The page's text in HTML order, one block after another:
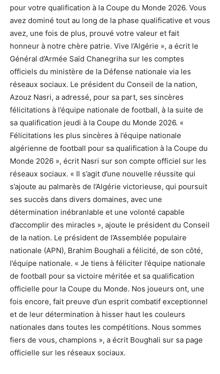
pour votre qualification à la Coupe du Monde 2026. Vous
avez dominé tout au long de la phase qualificative et vous
avez, une fois de plus, prouvé votre valeur et fait
honneur à notre chère patrie. Vive l’Algérie », a écrit le
Général d’Armée Saïd Chanegriha sur les comptes
officiels du ministère de la Défense nationale via les
réseaux sociaux. Le président du Conseil de la nation,
Azouz Nasri, a adressé, pour sa part, ses sincères
félicitations à l’équipe nationale de football, à la suite de
sa qualification jeudi à la Coupe du Monde 2026. «
Félicitations les plus sincères à l’équipe nationale
algérienne de football pour sa qualification à la Coupe du
Monde 2026 », écrit Nasri sur son compte officiel sur les
réseaux sociaux. « Il s’agit d’une nouvelle réussite qui
s’ajoute au palmarès de l’Algérie victorieuse, qui poursuit
ses succès dans divers domaines, avec une
détermination inébranlable et une volonté capable
d’accomplir des miracles », ajoute le président du Conseil
de la nation. Le président de l’Assemblée populaire
nationale (APN), Brahim Boughali a félicité, de son côté,
l’équipe nationale. « Je tiens à féliciter l’équipe nationale
de football pour sa victoire méritée et sa qualification
officielle pour la Coupe du Monde. Nos joueurs ont, une
fois encore, fait preuve d’un esprit combatif exceptionnel
et de leur détermination à hisser haut les couleurs
nationales dans toutes les compétitions. Nous sommes
fiers de vous, champions », a écrit Boughali sur sa page
officielle sur les réseaux sociaux.